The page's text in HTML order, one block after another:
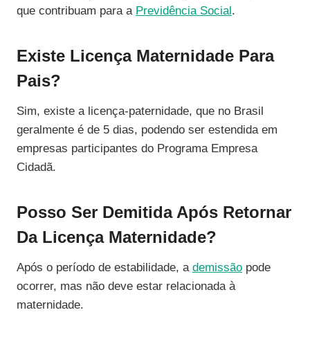
que contribuam para a Previdência Social .
Existe Licença Maternidade Para
Pais?
Sim, existe a licença-paternidade, que no Brasil
geralmente é de 5 dias, podendo ser estendida em
empresas participantes do Programa Empresa
Cidadã.
Posso Ser Demitida Após Retornar
Da Licença Maternidade?
Após o período de estabilidade, a demissão pode
ocorrer, mas não deve estar relacionada à
maternidade.